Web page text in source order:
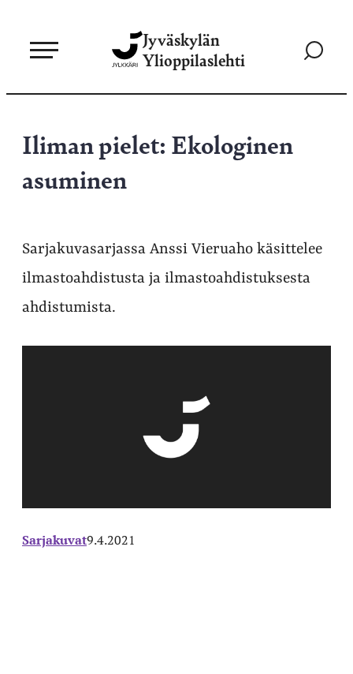
sisältöön
Jyväskylän
Ylioppilaslehti
Siirry
Iliman pielet: Ekologinen
asuminen
Sarjakuvasarjassa Anssi Vieruaho käsittelee
ilmastoahdistusta ja ilmastoahdistuksesta
ahdistumista.
Sarjakuvat9.4.2021